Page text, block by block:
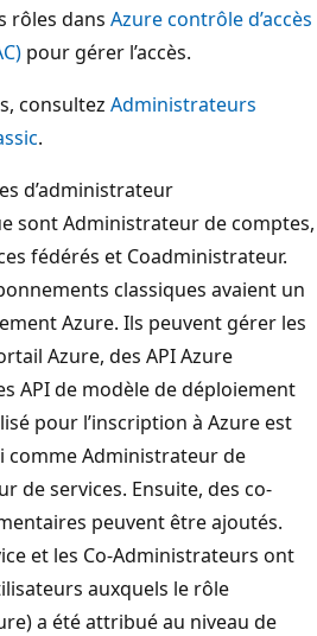
rôles dans Azure contrôle d’accès
pour gérer l’accès.
consultez Administrateurs
.
d’administrateur
sont Administrateur de comptes,
fédérés et Coadministrateur.
classiques avaient un
Azure. Ils peuvent gérer les
Azure, des API Azure
API de modèle de déploiement
pour l’inscription à Azure est
Administrateur de
de services. Ensuite, des co-
peuvent être ajoutés.
et les Co-Administrateurs ont
auxquels le rôle
a été attribué au niveau de